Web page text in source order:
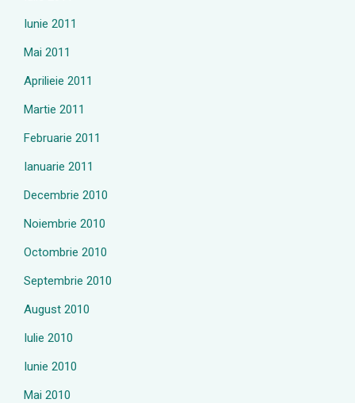
Iunie 2011
Mai 2011
Aprilieie 2011
Martie 2011
Februarie 2011
Ianuarie 2011
Decembrie 2010
Noiembrie 2010
Octombrie 2010
Septembrie 2010
August 2010
Iulie 2010
Iunie 2010
Mai 2010